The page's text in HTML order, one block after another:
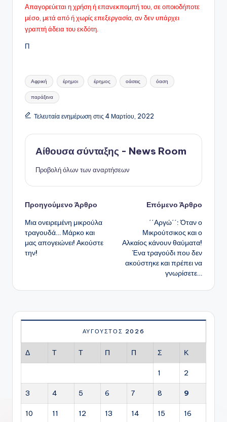
Απαγορεύεται η χρήση ή επανεκπομπή του, σε οποιοδήποτε
μέσo, μετά από ή χωρίς επεξεργασία, αν δεν υπάρχει
γραπτή άδεια του εκδότη.
Π
Ετικέτες:
Αφρική έρημοι έρημος οάσεις όαση
παράξενα
Τελευταία ενημέρωση στις 4 Μαρτίου, 2022
Αίθουσα σύνταξης - News Room
Προβολή όλων των αναρτήσεων
Πλοήγηση
δημοσιεύσεων
Προηγούμενο Άρθρο
Μια ονειρεμένη μικρούλα
τραγουδά… Μάρκο και
μας απογειώνει! Ακούστε
την!
Επόμενο Άρθρο
΄΄Αργώ΄΄: Όταν ο
Μικρούτσικος και ο
Αλκαίος κάνουν θαύματα!
Ένα τραγούδι που δεν
ακούστηκε και πρέπει να
γνωρίσετε…
ΑΎΓΟΥΣΤΟΣ 2026
Δ Τ Τ Π Π Σ Κ
1 2
3 4 5 6 7 8 9
10 11 12 13 14 15 16